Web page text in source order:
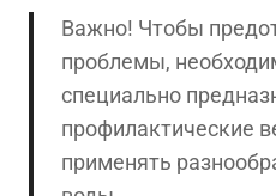
Важно! Чтобы
проблемы,
специально
профилактические
применять